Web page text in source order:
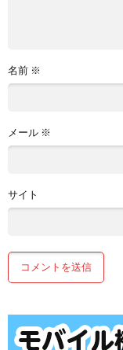
名前 ※
メール ※
サイト